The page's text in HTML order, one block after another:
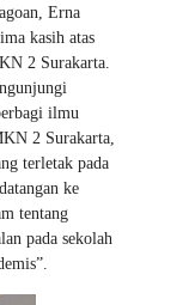
Erna
kasih atas
2 Surakarta.
ilmu
2 Surakarta,
terletak pada
ke
tentang
pada sekolah